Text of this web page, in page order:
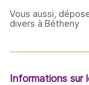
Vous aussi,
divers à Bétheny
Informations sur